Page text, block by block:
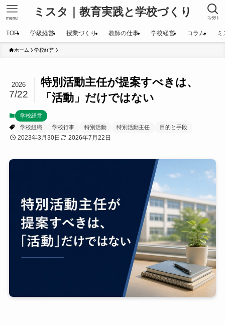
ミスタ｜教育実践と学校づくり ｺﾝﾀｸﾄ
menu
TOP 学級経営 授業づくり 教師の仕事 学校経営 コラム
ホーム 学校経営
特別活動主任が提案すべきは、
「活動」だけではない
2026
7/22
学校経営
学校組織
学校行事 特別活動 特別活動主任 目的と手段
2023年3月30日 2026年7月22日